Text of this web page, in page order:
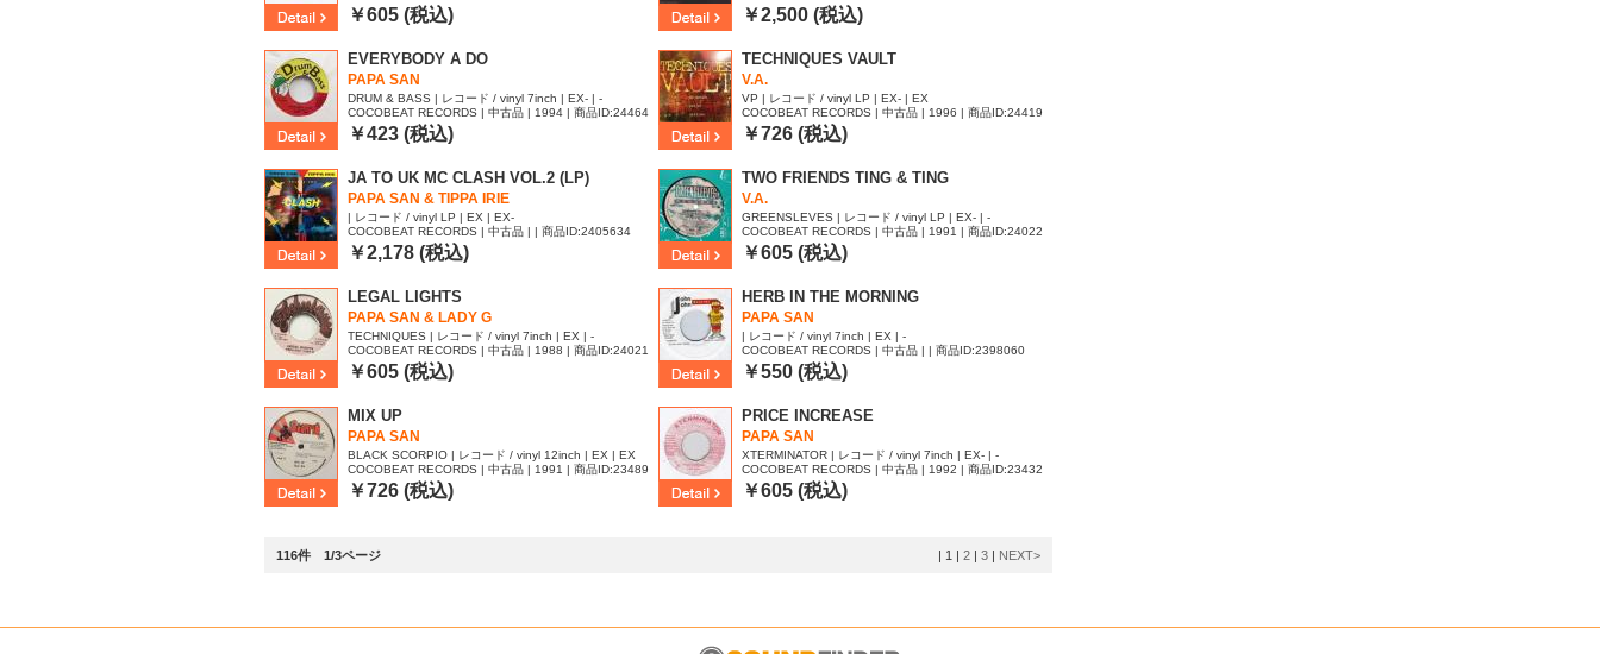
￥605 (税込) ￥2,500 (税込)
EVERYBODY A DO
PAPA SAN
DRUM & BASS | レコード / vinyl 7inch | EX- | -
COCOBEAT RECORDS | 中古品 | 1994 | 商品ID:24464
29
￥423 (税込)
TECHNIQUES VAULT
V.A.
VP | レコード / vinyl LP | EX- | EX
COCOBEAT RECORDS | 中古品 | 1996 | 商品ID:24419
84
￥726 (税込)
JA TO UK MC CLASH VOL.2 (LP)
PAPA SAN & TIPPA IRIE
| レコード / vinyl LP | EX | EX-
COCOBEAT RECORDS | 中古品 | | 商品ID:2405634
￥2,178 (税込)
TWO FRIENDS TING & TING
V.A.
GREENSLEVES | レコード / vinyl LP | EX- | -
COCOBEAT RECORDS | 中古品 | 1991 | 商品ID:24022
01
￥605 (税込)
LEGAL LIGHTS
PAPA SAN & LADY G
TECHNIQUES | レコード / vinyl 7inch | EX | -
COCOBEAT RECORDS | 中古品 | 1988 | 商品ID:24021
55
￥605 (税込)
HERB IN THE MORNING
PAPA SAN
| レコード / vinyl 7inch | EX | -
COCOBEAT RECORDS | 中古品 | | 商品ID:2398060
￥550 (税込)
MIX UP
PAPA SAN
BLACK SCORPIO | レコード / vinyl 12inch | EX | EX
COCOBEAT RECORDS | 中古品 | 1991 | 商品ID:23489
17
￥726 (税込)
PRICE INCREASE
PAPA SAN
XTERMINATOR | レコード / vinyl 7inch | EX- | -
COCOBEAT RECORDS | 中古品 | 1992 | 商品ID:23432
43
￥605 (税込)
116件 1/3ページ | 1 | 2 | 3 | NEXT>